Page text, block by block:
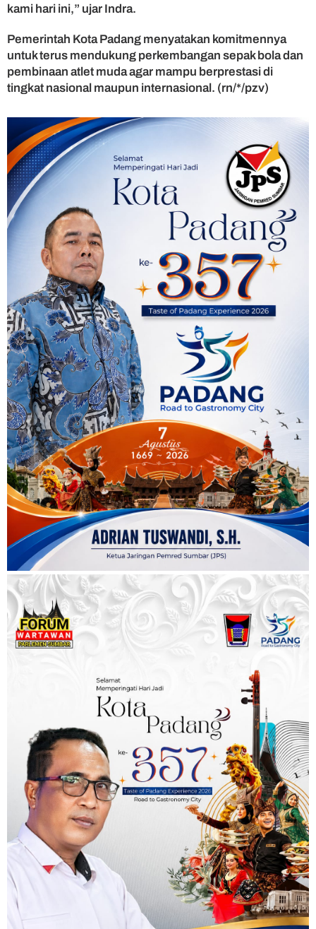
kami hari ini,” ujar Indra.
Pemerintah Kota Padang menyatakan komitmennya
untuk terus mendukung perkembangan sepak bola dan
pembinaan atlet muda agar mampu berprestasi di
tingkat nasional maupun internasional. (rn/*/pzv)